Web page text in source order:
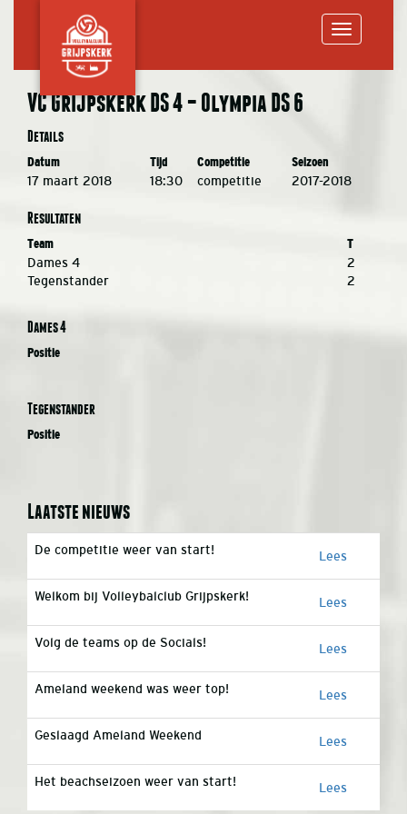
VC Grijpskerk DS 4 – Olympia DS 6
Details
Datum Tijd Competitie Seizoen
17 maart 2018 18:30 competitie 2017-2018
Resultaten
Team T
Dames 4
2
Tegenstander
2
Dames 4
Positie
Tegenstander
Positie
Laatste nieuws
De competitie weer van start! Lees
Welkom bij Volleybalclub Grijpskerk! Lees
Volg de teams op de Socials! Lees
Ameland weekend was weer top! Lees
Geslaagd Ameland Weekend Lees
Het beachseizoen weer van start! Lees